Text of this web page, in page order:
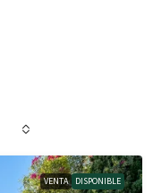
VENTA DISPONIBLE